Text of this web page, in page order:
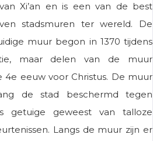
Xi’an en is een van de best
stadsmuren ter wereld. De
muur begon in 1370 tijdens
maar delen van de muur
4e eeuw voor Christus. De muur
de stad beschermd tegen
getuige geweest van talloze
Langs de muur zijn er